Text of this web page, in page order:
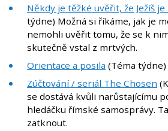
Někdy je těžké uvěřit, že Ježíš
týdne) Možná si říkáme, jak je
nemohli uvěřit tomu, že se k
skutečně vstal z mrtvých.
Orientace a posila (Téma týdne)
Zúčtování / seriál The Chosen
se dostává kvůli narůstajícímu
hledáčku římské samosprávy.
zatknout.